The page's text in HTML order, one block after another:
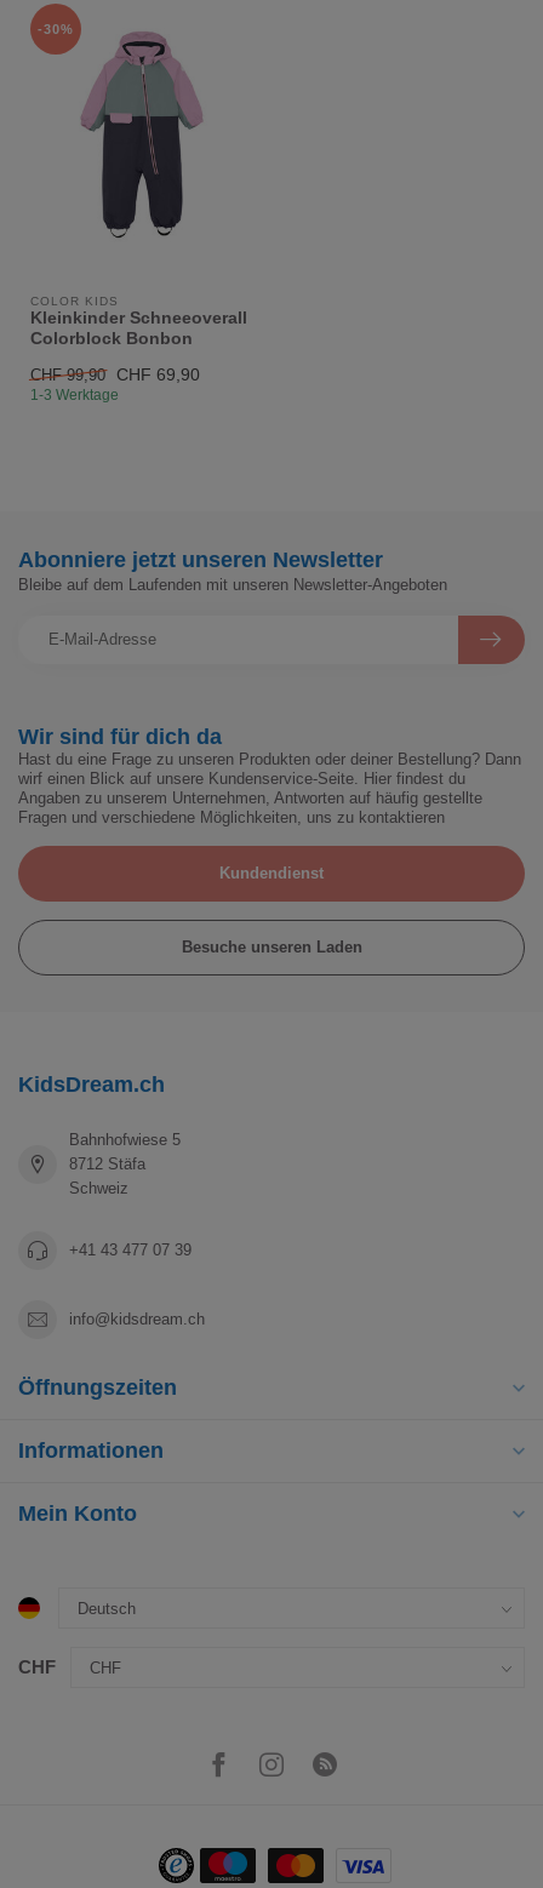
-30%
COLOR KIDS
Kleinkinder Schneeoverall
Colorblock Bonbon
CHF 99,90 CHF 69,90
1-3 Werktage
Wir sind für dich da
Hast du eine Frage zu unseren Produkten oder deiner Bestellung? Dann
wirf einen Blick auf unsere Kundenservice-Seite. Hier findest du
Angaben zu unserem Unternehmen, Antworten auf häufig gestellte
Fragen und verschiedene Möglichkeiten, uns zu kontaktieren
Kundendienst
Besuche unseren Laden
Abonniere jetzt unseren Newsletter
Bleibe auf dem Laufenden mit unseren Newsletter-Angeboten
KidsDream.ch
Bahnhofwiese 5
8712 Stäfa
Schweiz
+41 43 477 07 39
info@kidsdream.ch
Öffnungszeiten
Informationen
Mein Konto
CHF